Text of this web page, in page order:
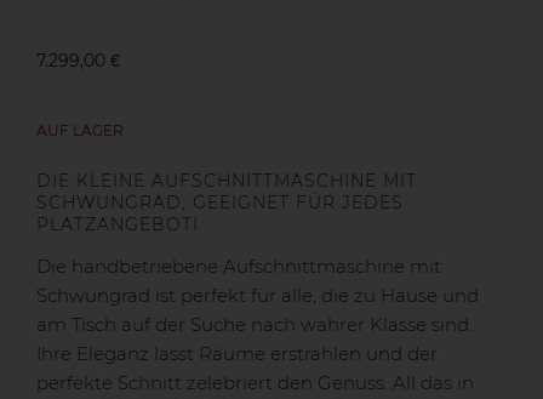
7.299,00 €
AUF LAGER
DIE KLEINE AUFSCHNITTMASCHINE MIT
SCHWUNGRAD, GEEIGNET FÜR JEDES
PLATZANGEBOTI
Die handbetriebene Aufschnittmaschine mit
Schwungrad ist perfekt für alle, die zu Hause und
am Tisch auf der Suche nach wahrer Klasse sind.
Ihre Eleganz lässt Räume erstrahlen und der
perfekte Schnitt zelebriert den Genuss. All das in